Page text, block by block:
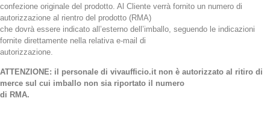
confezione originale del prodotto. Al Cliente verrà fornito un numero di
autorizzazione al rientro del prodotto (RMA)
che dovrà essere indicato all’esterno dell’imballo, seguendo le indicazioni
fornite direttamente nella relativa e-mail di
autorizzazione.
ATTENZIONE: il personale di vivaufficio.it non è autorizzato al ritiro di
merce sul cui imballo non sia riportato il numero
di RMA.